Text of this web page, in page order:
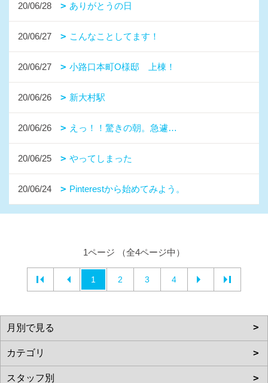
20/06/28 ありがとうの日
20/06/27 こんなことしてます！
20/06/27 小路口本町O様邸 上棟！
20/06/26 新大村駅
20/06/26 えっ！！驚きの朝。急遽…
20/06/25 やってしまった
20/06/24 Pinterestから始めてみよう。
1ページ （全4ページ中）
1 2 3 4